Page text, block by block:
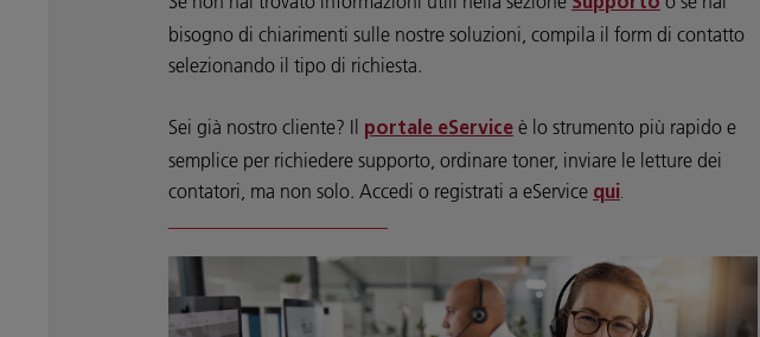
Supporto
bisogno di chiarimenti sulle nostre soluzioni, compila il form di contatto
selezionando il tipo di richiesta.
Sei già nostro cliente? Il portale eService è lo strumento più rapido e
semplice per richiedere supporto, ordinare toner, inviare le letture dei
contatori, ma non solo. Accedi o registrati a eService qui.